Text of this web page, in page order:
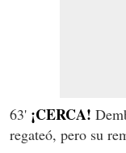
63' ¡CERCA!
regateó, pero su